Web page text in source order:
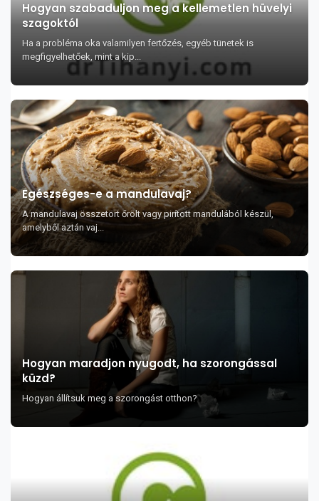
Hogyan szabaduljon meg a kellemetlen hüvelyi
szagoktól
Ha a probléma oka valamilyen fertőzés, egyéb tünetek is
megfigyelhetőek, mint a kip...
Egészséges-e a mandulavaj?
A mandulavaj összetört őrölt vagy pirított mandulából készül,
amelyből aztán vaj...
Hogyan maradjon nyugodt, ha szorongással
küzd?
Hogyan állítsuk meg a szorongást otthon?